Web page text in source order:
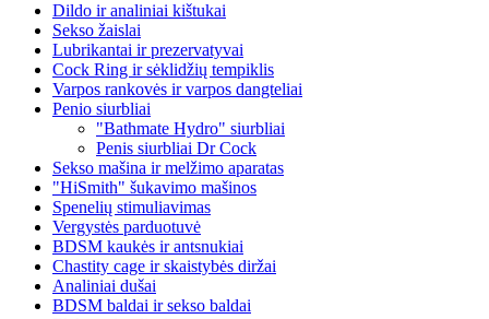
Dildo ir analiniai kištukai
Sekso žaislai
Lubrikantai ir prezervatyvai
Cock Ring ir sėklidžių tempiklis
Varpos rankovės ir varpos dangteliai
Penio siurbliai
"Bathmate Hydro" siurbliai
Penis siurbliai Dr Cock
Sekso mašina ir melžimo aparatas
"HiSmith" šukavimo mašinos
Spenelių stimuliavimas
Vergystės parduotuvė
BDSM kaukės ir antsnukiai
Chastity cage ir skaistybės diržai
Analiniai dušai
BDSM baldai ir sekso baldai